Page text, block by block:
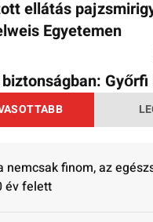
ellátás
Egyetemen
nemcsak finom, az
év felett